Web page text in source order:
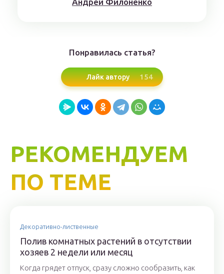
Понравилась статья?
Лайк автору 154
РЕКОМЕНДУЕМ
ПО ТЕМЕ
Декоративно-лиственные
Полив комнатных растений в отсутствии
хозяев 2 недели или месяц
Когда грядет отпуск, сразу сложно сообразить, как